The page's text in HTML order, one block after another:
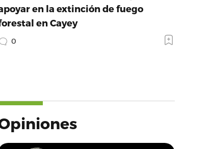
en la extinción de fuego
en Cayey
0